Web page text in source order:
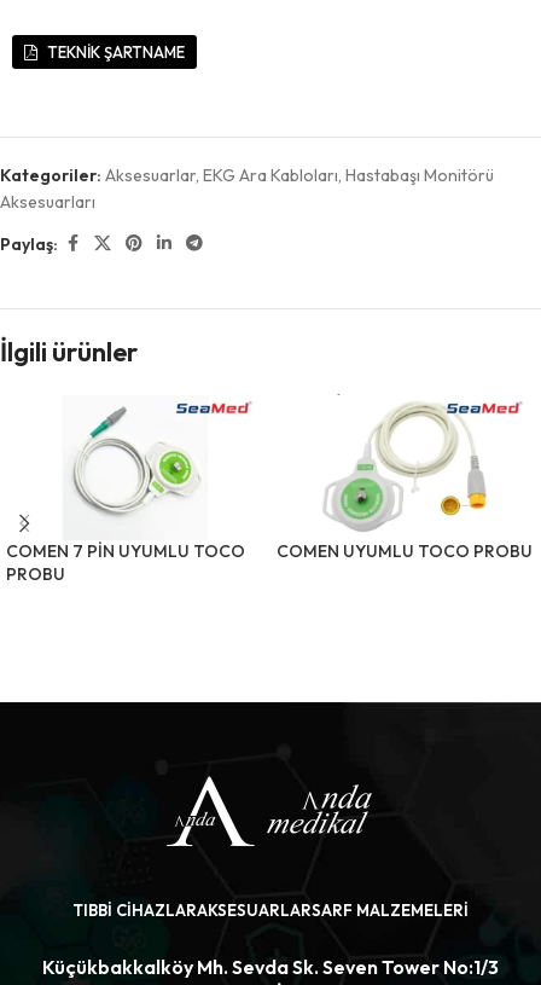
TEKNİK ŞARTNAME
Kategoriler: Aksesuarlar, EKG Ara Kabloları, Hastabaşı Monitörü
Aksesuarları
Paylaş:
İlgili ürünler
COMEN 7 PİN UYUMLU TOCO
PROBU
COMEN UYUMLU TOCO PROBU
TIBBI CIHAZLARAKSESUARLARSARF MALZEMELERI
Küçükbakkalköy Mh. Sevda Sk. Seven Tower No:1/3